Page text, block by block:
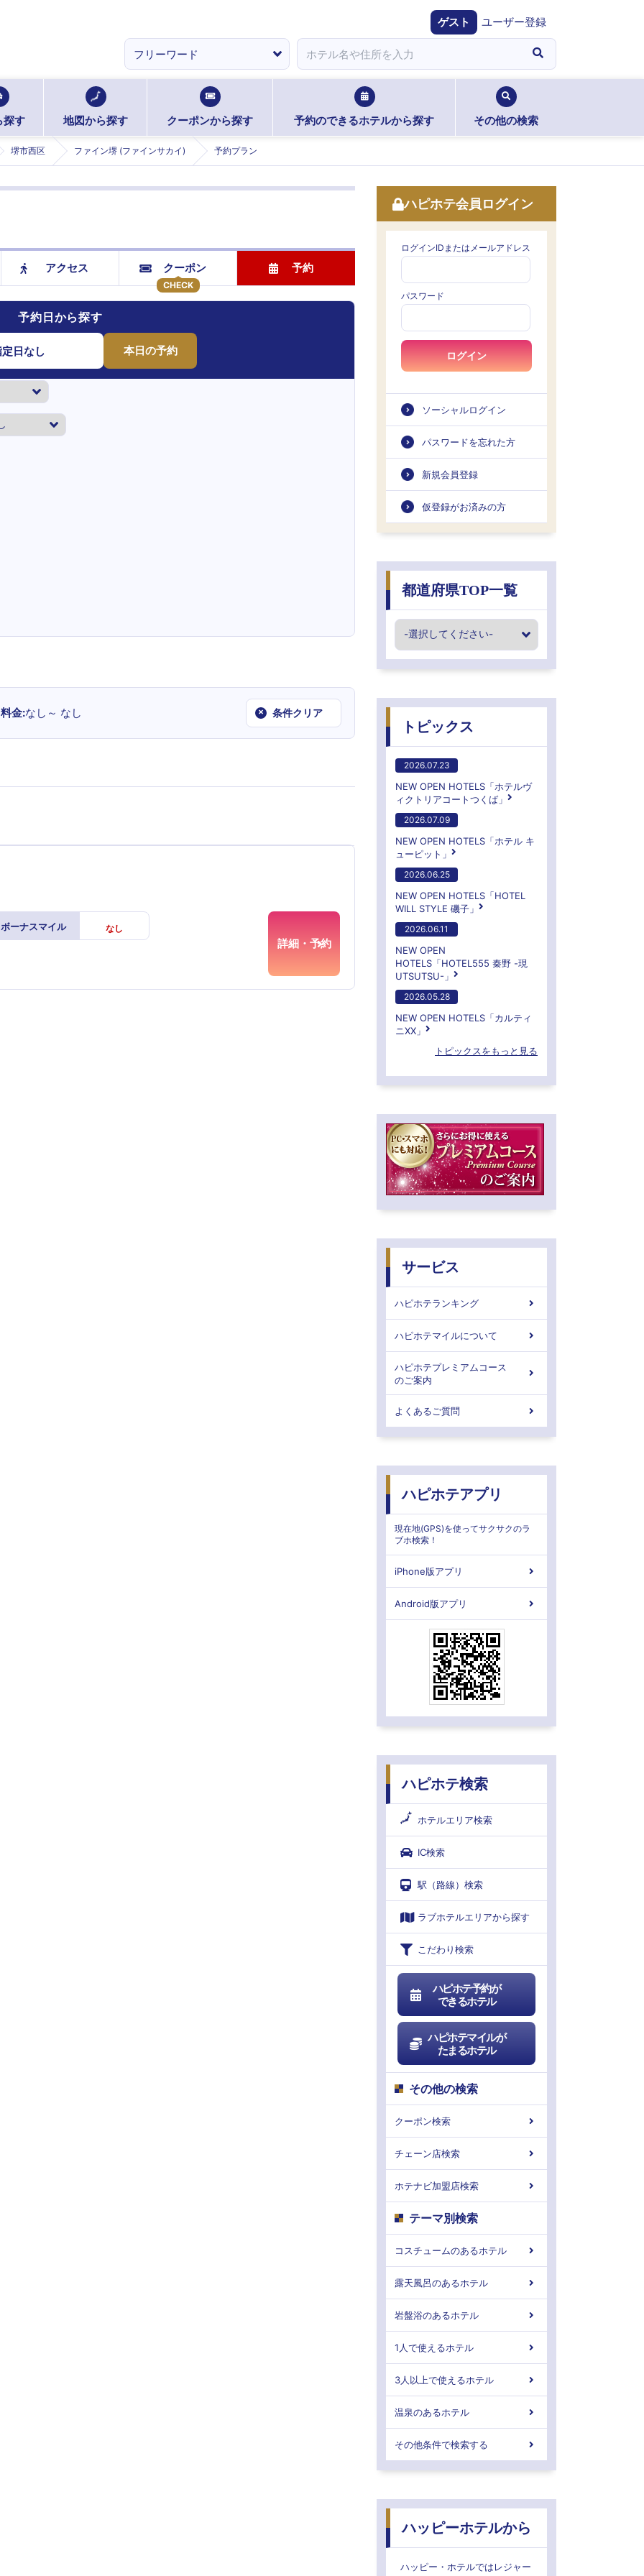
ゲスト ユーザー登録
探す 地図から探す クーポンから探す 予約のできるホテルから探す その他の検索
堺市西区 ファイン堺 (ファインサカイ) 予約プラン
アクセス
CHECK
クーポン 予約
予約日から探す
日なし 本日の予約
料金 なし～ なし × 条件クリア
ボーナスマイル なし
詳細・予約
ハピホテ会員ログイン
ログインIDまたはメールアドレス
パスワード
ログイン
ソーシャルログイン
パスワードを忘れた方
新規会員登録
仮登録がお済みの方
都道府県TOP一覧
トピックス
2026.07.23
NEW OPEN HOTELS「ホテルヴ
ィクトリアコートつくば」
2026.07.09
NEW OPEN HOTELS「ホテル キ
ューピット」
2026.06.25
NEW OPEN HOTELS「HOTEL
WILL STYLE 磯子」
2026.06.11
NEW OPEN
HOTELS「HOTEL555 秦野 -現
UTSUTSU-」
2026.05.28
NEW OPEN HOTELS「カルティ
ニXX」
トピックスをもっと見る
サービス
ハピホテランキング
ハピホテマイルについて
ハピホテプレミアムコース
のご案内
よくあるご質問
ハピホテアプリ
現在地(GPS)を使ってサクサクのラ
ブホ検索！
iPhone版アプリ
Android版アプリ
ハピホテ検索
ホテルエリア検索
IC検索
駅（路線）検索
ラブホテルエリアから探す
こだわり検索
ハピホテ予約が
できるホテル
ハピホテマイルが
たまるホテル
その他の検索
クーポン検索
チェーン店検索
ホテナビ加盟店検索
テーマ別検索
コスチュームのあるホテル
露天風呂のあるホテル
岩盤浴のあるホテル
1人で使えるホテル
3人以上で使えるホテル
温泉のあるホテル
その他条件で検索する
ハッピーホテルから
ハッピー・ホテルではレジャー